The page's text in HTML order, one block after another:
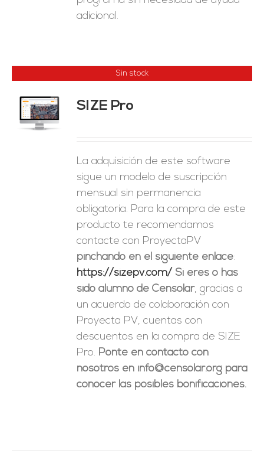
adicional.
Sin stock
SIZE Pro
La adquisición de este software
sigue un modelo de suscripción
mensual sin permanencia
obligatoria. Para la compra de este
producto te recomendamos
contacte con ProyectaPV
pinchando en el siguiente enlace:
https://sizepv.com/ Si eres o has
sido alumno de Censolar, gracias a
un acuerdo de colaboración con
Proyecta PV, cuentas con
descuentos en la compra de SIZE
Pro. Ponte en contacto con
nosotros en info@censolar.org para
conocer las posibles bonificaciones.